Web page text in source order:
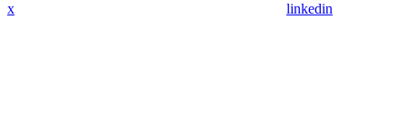
x linkedin